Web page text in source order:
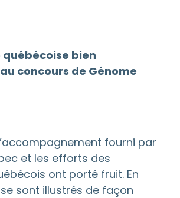
québécoise bien
concours de Génome
fourni par
et les efforts des
ont porté fruit. En
sont illustrés de façon